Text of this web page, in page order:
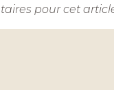
pour cet